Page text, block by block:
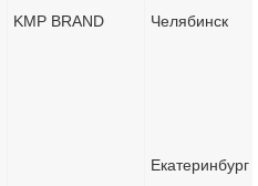
KMP BRAND Челябинск
Екатеринбург